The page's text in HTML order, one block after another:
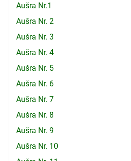
Aušra Nr.1
Aušra Nr. 2
Aušra Nr. 3
Aušra Nr. 4
Aušra Nr. 5
Aušra Nr. 6
Aušra Nr. 7
Aušra Nr. 8
Aušra Nr. 9
Aušra Nr. 10